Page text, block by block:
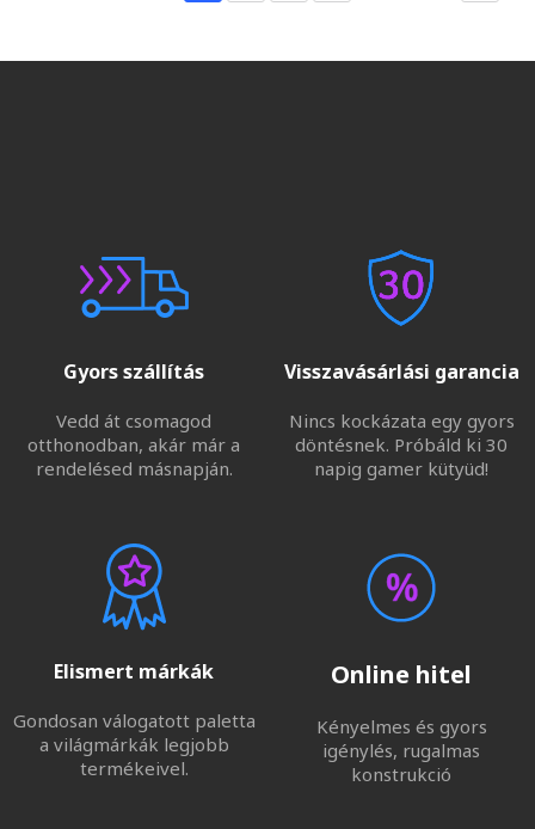
Gyors szállítás
Vedd át csomagod
otthonodban, akár már a
rendelésed másnapján.
Visszavásárlási garancia
Nincs kockázata egy gyors
döntésnek. Próbáld ki 30
napig gamer kütyüd!
Elismert márkák
Gondosan válogatott paletta
a világmárkák legjobb
termékeivel.
Online hitel
Kényelmes és gyors
igénylés, rugalmas
konstrukció